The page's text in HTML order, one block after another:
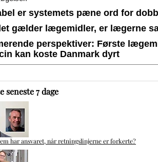
er systemets pæne ord for
gælder lægemidler, er lægerne
perspektiver: Første
kan koste Danmark dyrt
seneste 7 dage
har ansvaret, når retningslinjerne er forkerte?